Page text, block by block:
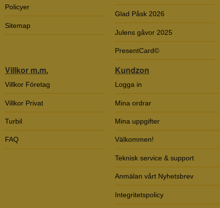
Policyer
Sitemap
Glad Påsk 2026
Julens gåvor 2025
PresentCard©
Villkor m.m.
Villkor Företag
Villkor Privat
Turbil
FAQ
Kundzon
Logga in
Mina ordrar
Mina uppgifter
Välkommen!
Teknisk service & support
Anmälan vårt Nyhetsbrev
Integritetspolicy